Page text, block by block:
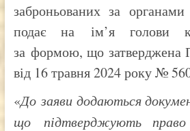
заброньованих за
подає на ім’я голови
за формою, що
від 16 травня 2024 року №
«До заяви додаються
що підтверджують право